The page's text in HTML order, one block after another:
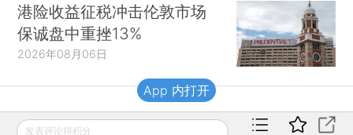
港险收益征税冲击伦敦市场
保诚盘中重挫13%
2026年08月06日
财新移动
发表评论得积分
App 内打开